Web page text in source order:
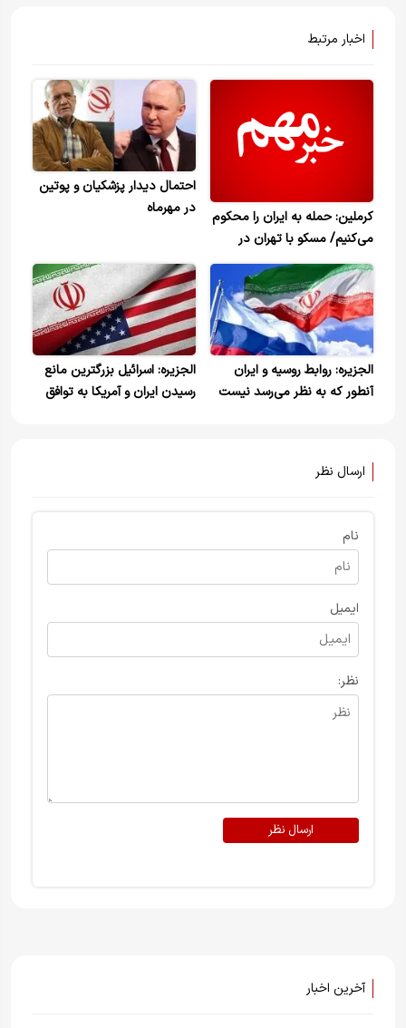
اخبار مرتبط
کرملین: حمله به ایران را محکوم
می‌کنیم/ مسکو با تهران در
تماس است
احتمال دیدار پزشکیان و پوتین
در مهرماه
الجزیره: روابط روسیه و ایران
آنطور که به نظر می‌رسد نیست
الجزیره: اسرائیل بزرگترین مانع
رسیدن ایران و آمریکا به توافق
ارسال نظر
نام
ایمیل
نظر:
ارسال نظر
آخرین اخبار